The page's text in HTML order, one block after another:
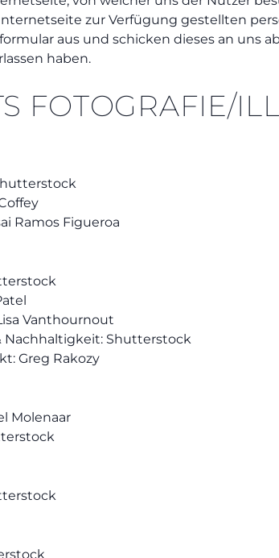
zur Verfügung gestellten
aus und schicken dieses an uns
haben.
FOTOGRAFIE/
Ramos Figueroa
Vanthournout
Nachhaltigkeit: Shutterstock
Greg Rakozy
Molenaar